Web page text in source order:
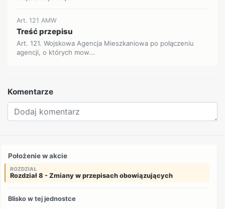
Art. 121 AMW
Treść przepisu
Art. 121. Wojskowa Agencja Mieszkaniowa po połączeniu
agencji, o których mow...
Komentarze
Położenie w akcie
ROZDZIAŁ
Rozdział 8 - Zmiany w przepisach obowiązujących
Blisko w tej jednostce